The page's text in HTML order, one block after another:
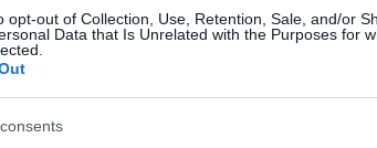
opt-out of Collection, Use, Retention, Sale, and/or
Data that Is Unrelated with the Purposes for
demuestra que el